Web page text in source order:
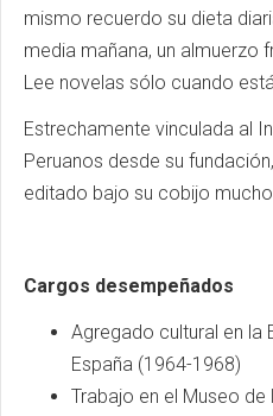
mismo recuerdo su dieta
media mañana, un almuerzo
Lee novelas sólo cuando
Estrechamente vinculada al
Peruanos desde su
editado bajo su cobijo
Cargos desempeñados
Agregado cultural en la
España (1964-1968)
Trabajo en el Museo